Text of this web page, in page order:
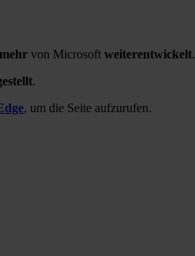
von Microsoft weiterentwickelt.
.
, um die Seite aufzurufen.